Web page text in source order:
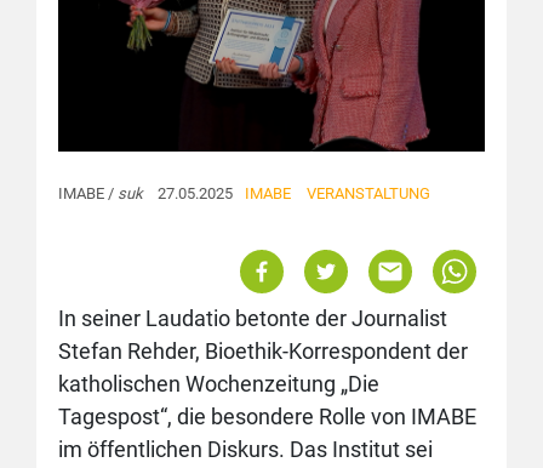
IMABE / suk27.05.2025 IMABE VERANSTALTUNG
In seiner Laudatio betonte der Journalist
Stefan Rehder, Bioethik-Korrespondent der
katholischen Wochenzeitung „Die
Tagespost“, die besondere Rolle von IMABE
im öffentlichen Diskurs. Das Institut sei